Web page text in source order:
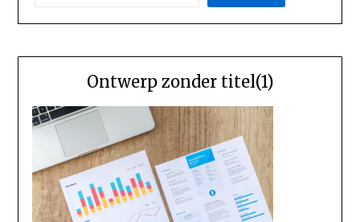
Ontwerp zonder titel(1)